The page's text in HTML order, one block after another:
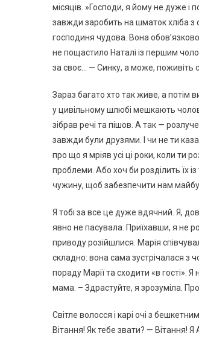
місяців. »Господи, я йому не дуже і
завжди заробить на шматок хліба
господиня чудова. Вона
не пощастило Наталі із першим
за своє… — Синку, а може, поживіть
Зараз багато хто так живе, а потім
у цивільному шлюбі мешкають
зібрав речі та пішов. А так —
завжди були друзями. І чи не ти
про що я мріяв усі ці роки, коли ти
проблеми. Або хоч би розділить їх
чужину, щоб забезпечити нам
Я тобі за все це дуже вдячний. Я,
явно не пасувала. Приїхавши, я не
приводу розійшлися. Марія
складно: вона сама зустрічалася з
пораду Марії та сходити «в
мама. – Здрастуйте, я зрозуміла.
Світле волосся і карі очі з
Вітання! Як тебе звати? — Вітання!